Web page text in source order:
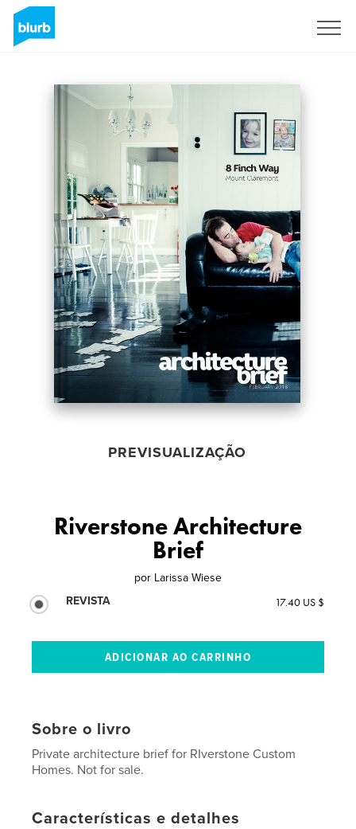
PREVISUALIZAÇÃO
Riverstone Architecture
Brief
por Larissa Wiese
REVISTA
17.40 US $
Sobre o livro
Private architecture brief for RIverstone Custom
Homes. Not for sale.
Características e detalhes